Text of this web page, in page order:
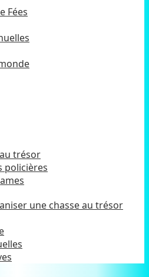
Fées
trésor
policières
une chasse au trésor